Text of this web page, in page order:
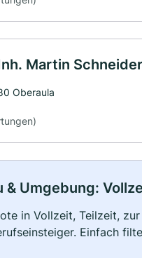
Martin
Oberaula
& Umgebung:
in Vollzeit, Teilzeit,
Einfach